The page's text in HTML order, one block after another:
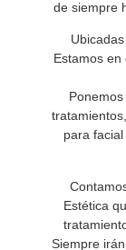
de siempre
Estamos
para
Estética
Siempre